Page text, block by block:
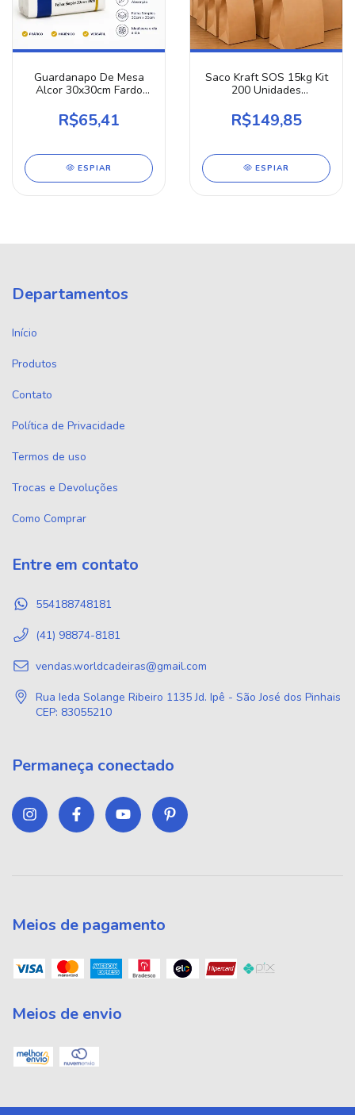
Guardanapo De Mesa
Alcor 30x30cm Fardo
Pacotes C/ 50un Papel
100% Celulose Grande
R$65,41
ESPIAR
Saco Kraft SOS 15kg Kit
200 Unidades
Embalagem Delivery
Papel Resistente Para
Combo
R$149,85
ESPIAR
Departamentos
Início
Produtos
Contato
Política de Privacidade
Termos de uso
Trocas e Devoluções
Como Comprar
Entre em contato
554188748181
(41) 98874-8181
vendas.worldcadeiras@gmail.com
Rua Ieda Solange Ribeiro 1135 Jd. Ipê - São José dos Pinhais
CEP: 83055210
Permaneça conectado
Meios de pagamento
Meios de envio